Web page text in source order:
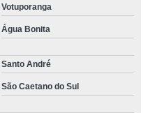
Votuporanga
Água Bonita
Santo André
São Caetano do Sul